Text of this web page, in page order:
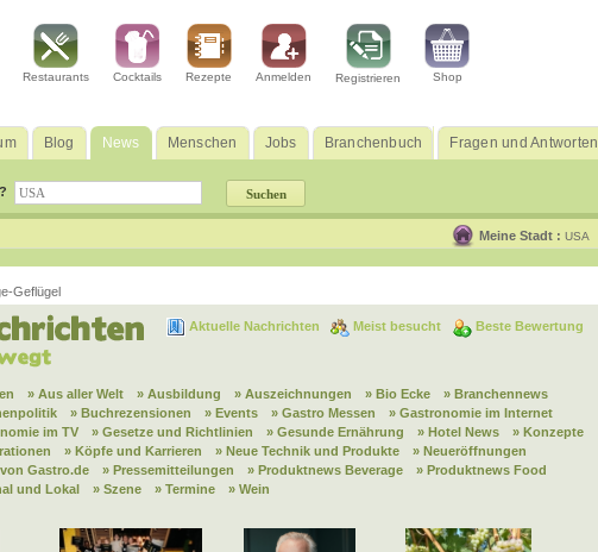
Restaurants Cocktails Rezepte Anmelden Registrieren Shop
Blog News Menschen Jobs Branchenbuch Fragen und Antworten
Meine Stadt : USA
Geflügel
Aktuelle Nachrichten Meist besucht Beste Bewertung
» Aus aller Welt » Ausbildung » Auszeichnungen » Bio Ecke
» Branchennews
» Buchrezensionen » Events » Gastro Messen
» Gastronomie im Internet
im TV
» Gesetze und Richtlinien » Gesunde Ernährung » Hotel News
» Konzepte
» Köpfe und Karrieren » Neue Technik und Produkte
» Neueröffnungen
Gastro.de
» Pressemitteilungen » Produktnews Beverage
» Produktnews Food
und Lokal
» Szene » Termine » Wein